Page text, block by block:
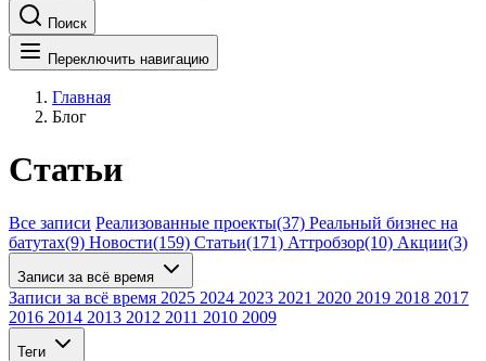
Поиск
Переключить навигацию
Главная
Блог
Статьи
Все записи Реализованные проекты(37) Реальный бизнес на
батутах(9) Новости(159) Статьи(171) Аттробзор(10) Акции(3)
Записи за всё время
Записи за всё время 2025 2024 2023 2021 2020 2019 2018 2017
2016 2014 2013 2012 2011 2010 2009
Теги